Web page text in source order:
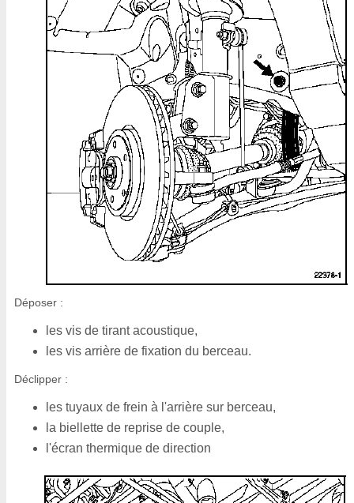
Déposer :
les vis de tirant acoustique,
les vis arrière de fixation du berceau.
Déclipper :
les tuyaux de frein à l'arrière sur berceau,
la biellette de reprise de couple,
l'écran thermique de direction